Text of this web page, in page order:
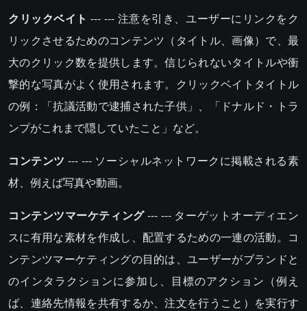
クリックベイト --- --- 注意を引き、ユーザーにリンクをク
リックさせるためのコンテンツ（タイトル、画像）で、最
大のクリック数を提供します。信じられないタイトルや衝
撃的な写真がよく使用されます。クリックベイトタイトル
の例：「抗議活動で逮捕された子供」、「ドナルド・トラ
ンプがこれまで隠していたこと」など。
コンテンツ --- --- ソーシャルネットワークに掲載される素
材、例えば写真や動画。
コンテンツマーケティング--- --- ターゲットオーディエン
スに有用な素材を作成し、配置するための一連の活動。コ
ンテンツマーケティングの目的は、ユーザーがブランドと
のインタラクションに参加し、目標のアクション（例え
ば、連絡先情報を共有するか、注文を行うこと）を実行す